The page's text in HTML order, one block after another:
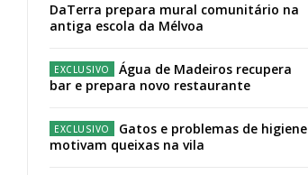
DaTerra prepara mural comunitário na
antiga escola da Mélvoa
Água de Madeiros recupera
bar e prepara novo restaurante
Gatos e problemas de higiene
motivam queixas na vila